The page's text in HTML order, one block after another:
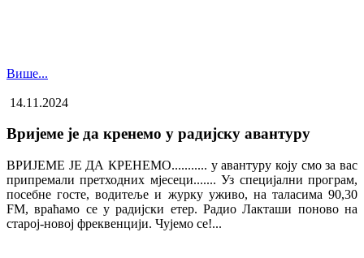
Више...
14.11.2024
Вријеме је да кренемо у радијску авантуру
ВРИЈЕМЕ ЈЕ ДА КРЕНЕМО........... у авантуру коју смо за вас
припремали претходних мјесеци....... Уз специјални програм,
посебне госте, водитеље и журку уживо, на таласима 90,30
FM, враћамо се у радијски етер. Радио Лакташи поново на
старој-новој фреквенцији. Чујемо се!...